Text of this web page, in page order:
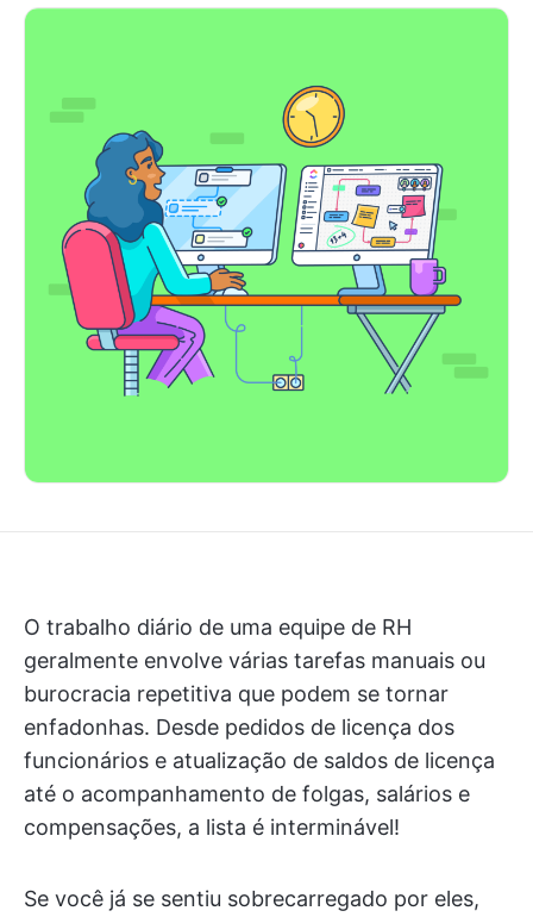
O trabalho diário de uma equipe de RH
geralmente envolve várias tarefas manuais ou
burocracia repetitiva que podem se tornar
enfadonhas. Desde pedidos de licença dos
funcionários e atualização de saldos de licença
até o acompanhamento de folgas, salários e
compensações, a lista é interminável!
Se você já se sentiu sobrecarregado por eles,